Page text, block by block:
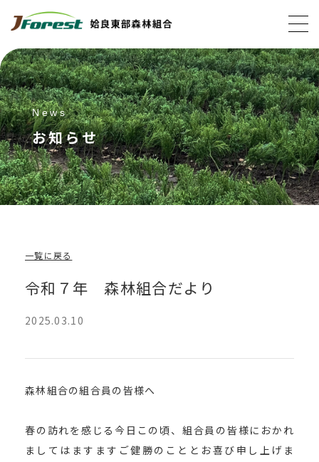
News
お知らせ
一覧に戻る
令和７年 森林組合だより
2025.03.10
森林組合の組合員の皆様へ
春の訪れを感じる今日この頃、組合員の皆様におかれ
ましてはますますご健勝のこととお喜び申し上げま